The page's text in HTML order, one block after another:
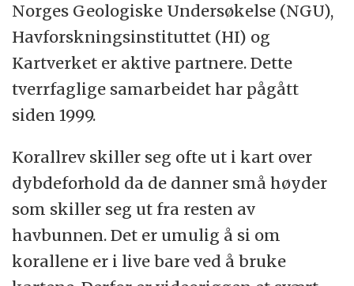
Norges Geologiske Undersøkelse (NGU),
Havforskningsinstituttet (HI) og
Kartverket er aktive partnere. Dette
tverrfaglige samarbeidet har pågått
siden 1999.
Korallrev skiller seg ofte ut i kart over
dybdeforhold da de danner små høyder
som skiller seg ut fra resten av
havbunnen. Det er umulig å si om
korallene er i live bare ved å bruke